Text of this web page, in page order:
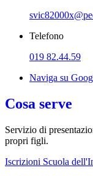
Telefono
019 82.44.59
Naviga su
Cosa serve
Servizio di
propri figli.
Iscrizioni Scuola